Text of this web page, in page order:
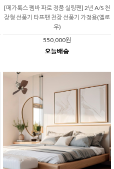
[메가룩스 펨바 파로 정품 실링팬] 2년 A/S 천
장형 선풍기 타프팬 천장 선풍기 가정용(옐로
우)
550,000원